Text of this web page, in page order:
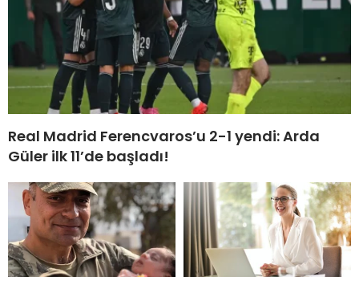
Real Madrid Ferencvaros’u 2-1 yendi: Arda
Güler ilk 11’de başladı!